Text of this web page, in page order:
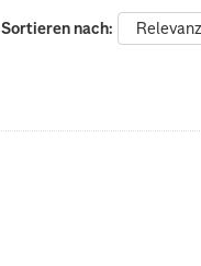
Sortieren nach